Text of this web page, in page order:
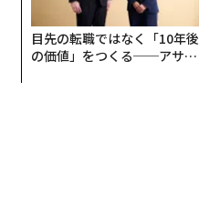
目先の転職ではなく「10年後
の価値」をつくる──アサイ